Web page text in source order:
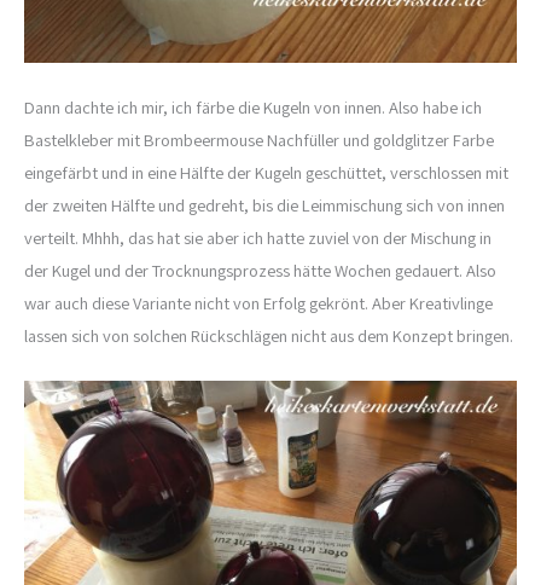
Dann dachte ich mir, ich färbe die Kugeln von innen. Also habe ich
Bastelkleber mit Brombeermouse Nachfüller und goldglitzer Farbe
eingefärbt und in eine Hälfte der Kugeln geschüttet, verschlossen mit
der zweiten Hälfte und gedreht, bis die Leimmischung sich von innen
verteilt. Mhhh, das hat sie aber ich hatte zuviel von der Mischung in
der Kugel und der Trocknungsprozess hätte Wochen gedauert. Also
war auch diese Variante nicht von Erfolg gekrönt. Aber Kreativlinge
lassen sich von solchen Rückschlägen nicht aus dem Konzept bringen.